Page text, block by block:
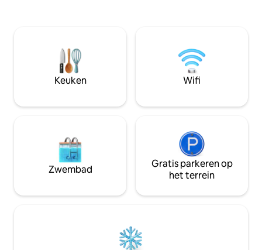
of 5 minuten fietsen van alle
bezienswaardigheden in het centrum en
net genoeg buiten de stad genieten van
de sereniteit.
zwembad,
hangmatten, vis
restaurants of
vanaf je eigen
Keuken Wifi
Zwembad
Gratis parkeren op
het terrein